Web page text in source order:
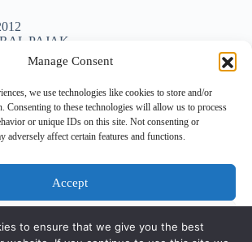
Manage Consent
we use technologies like cookies to store and/or
Consenting to these technologies will allow us to process
or unique IDs on this site. Not consenting or
adversely affect certain features and functions.
Accept
PAJAK,
to ensure that we give you the best